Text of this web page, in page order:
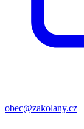
obec@zakolany.cz